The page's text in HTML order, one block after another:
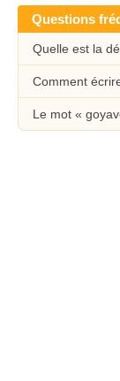
Questions
Quelle est la
Comment
Le mot «